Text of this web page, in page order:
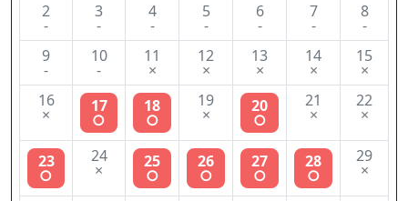
2
-
3
-
4
-
5
-
6
-
7
-
8
-
9
-
10
-
11
×
12
×
13
×
14
×
15
×
16
× 17
○
18
○
19
× 20
○
21
×
22
×
23
○
24
× 25
○
26
○
27
○
28
○
29
×